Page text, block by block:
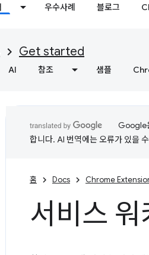
우수사례 블로그
Get started
AI 참조 샘플
Google
합니다. AI 번역에는 오류가 있을
홈 Docs Chrome
서비스 워